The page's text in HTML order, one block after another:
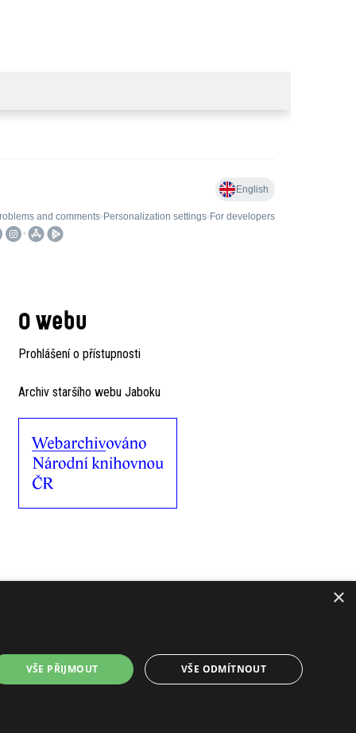
O webu
Prohlášení o přístupnosti
Archiv staršího webu Jaboku
×
VŠE PŘIJMOUT VŠE ODMÍTNOUT